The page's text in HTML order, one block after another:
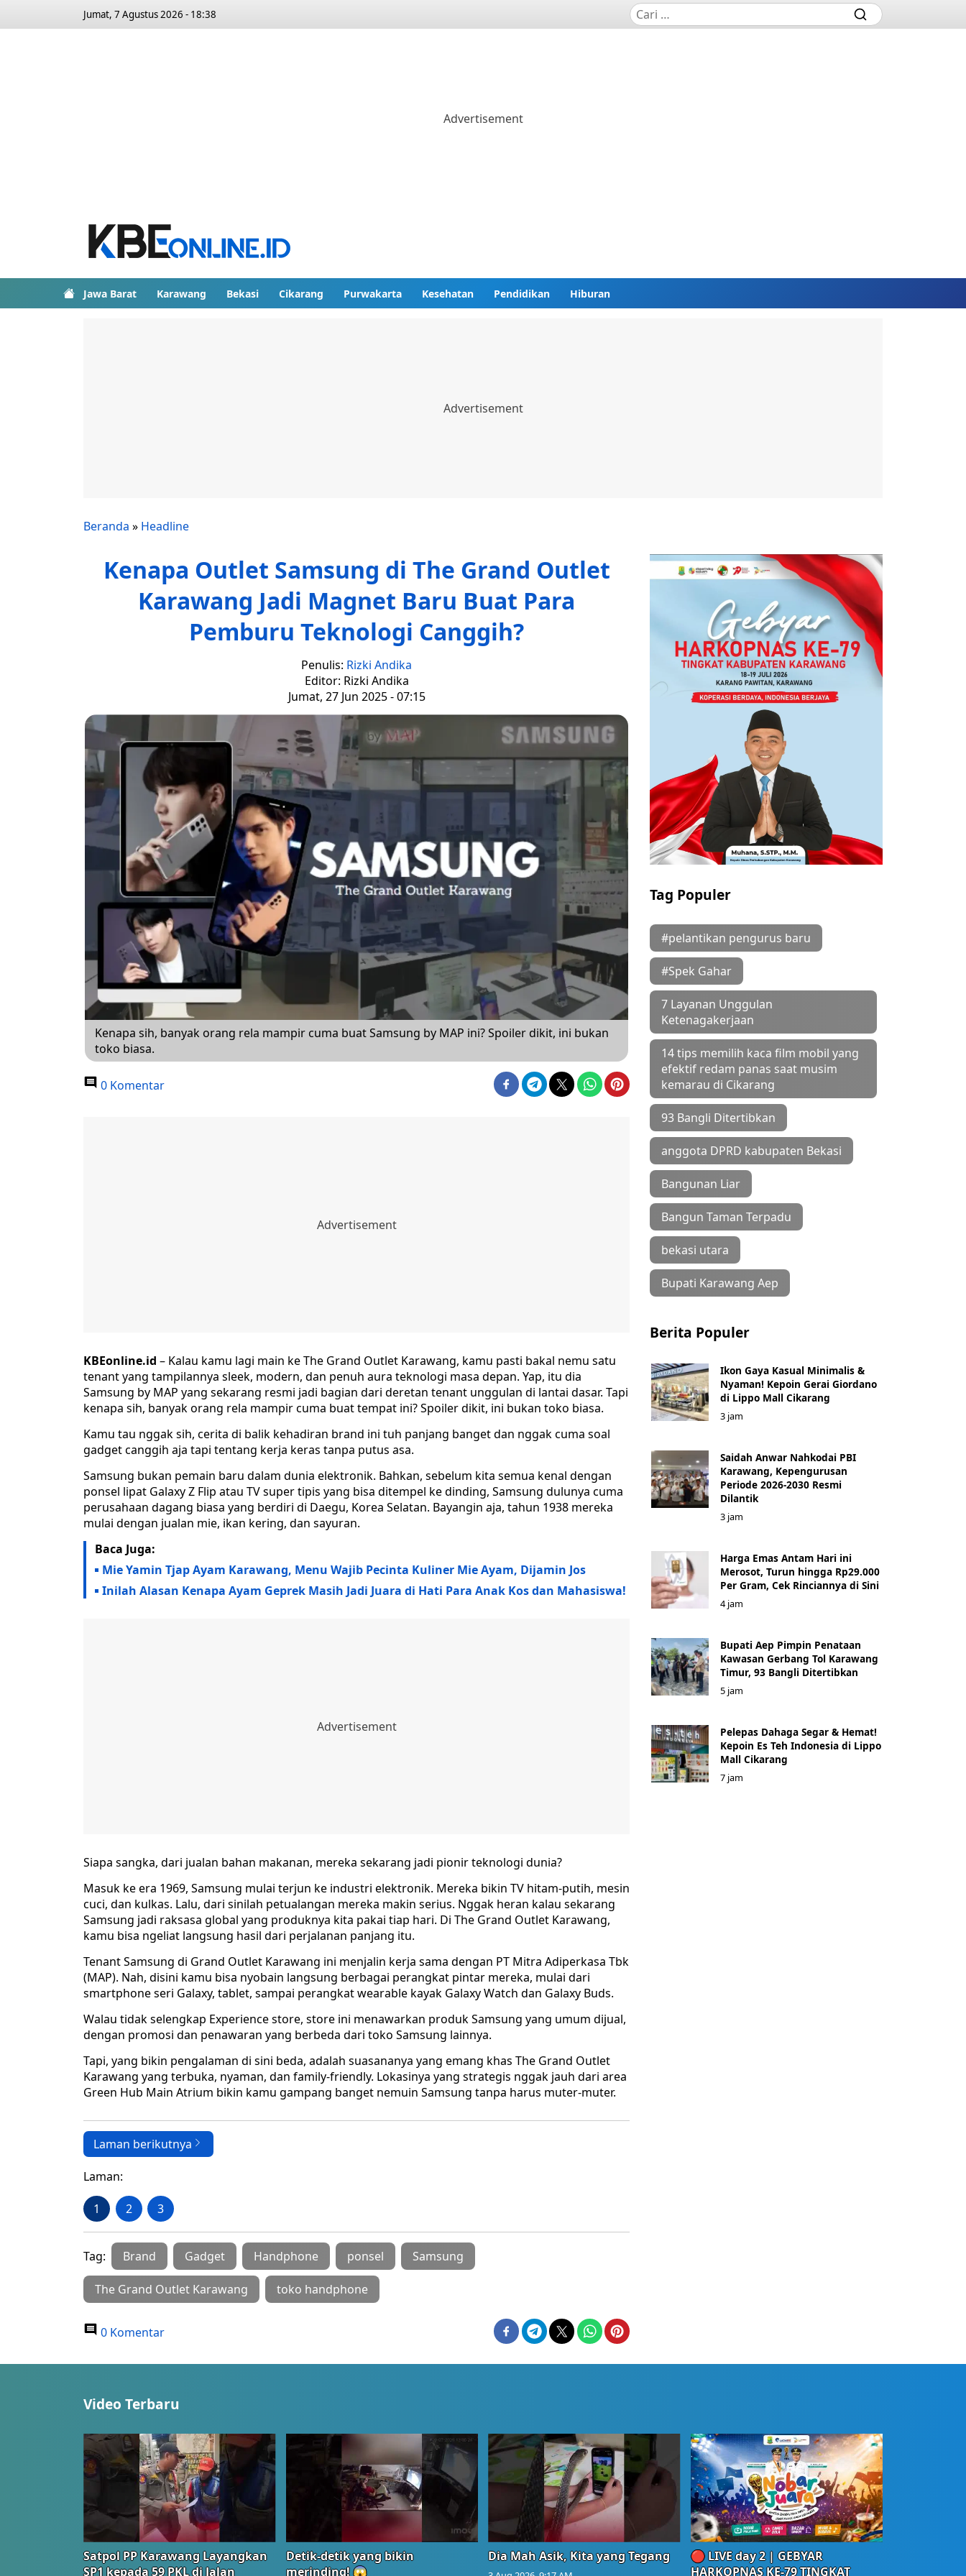
Jumat, 7 Agustus 2026 - 18:38
Jawa Barat Karawang Bekasi Cikarang Purwakarta Kesehatan Pendidikan Hiburan
Beranda » Headline
Kenapa Outlet Samsung di The Grand Outlet
Karawang Jadi Magnet Baru Buat Para
Pemburu Teknologi Canggih?
Penulis: Rizki Andika
Editor: Rizki Andika
Jumat, 27 Jun 2025 - 07:15
Kenapa sih, banyak orang rela mampir cuma buat Samsung by MAP ini? Spoiler dikit, ini bukan
toko biasa.
0 Komentar
KBEonline.id – Kalau kamu lagi main ke The Grand Outlet Karawang, kamu pasti bakal nemu satu
tenant yang tampilannya sleek, modern, dan penuh aura teknologi masa depan. Yap, itu dia
Samsung by MAP yang sekarang resmi jadi bagian dari deretan tenant unggulan di lantai dasar. Tapi
kenapa sih, banyak orang rela mampir cuma buat tempat ini? Spoiler dikit, ini bukan toko biasa.
Kamu tau nggak sih, cerita di balik kehadiran brand ini tuh panjang banget dan nggak cuma soal
gadget canggih aja tapi tentang kerja keras tanpa putus asa.
Samsung bukan pemain baru dalam dunia elektronik. Bahkan, sebelum kita semua kenal dengan
ponsel lipat Galaxy Z Flip atau TV super tipis yang bisa ditempel ke dinding, Samsung dulunya cuma
perusahaan dagang biasa yang berdiri di Daegu, Korea Selatan. Bayangin aja, tahun 1938 mereka
mulai dengan jualan mie, ikan kering, dan sayuran.
Baca Juga:
Mie Yamin Tjap Ayam Karawang, Menu Wajib Pecinta Kuliner Mie Ayam, Dijamin Jos
Inilah Alasan Kenapa Ayam Geprek Masih Jadi Juara di Hati Para Anak Kos dan Mahasiswa!
Siapa sangka, dari jualan bahan makanan, mereka sekarang jadi pionir teknologi dunia?
Masuk ke era 1969, Samsung mulai terjun ke industri elektronik. Mereka bikin TV hitam-putih, mesin
cuci, dan kulkas. Lalu, dari sinilah petualangan mereka makin serius. Nggak heran kalau sekarang
Samsung jadi raksasa global yang produknya kita pakai tiap hari. Di The Grand Outlet Karawang,
kamu bisa ngeliat langsung hasil dari perjalanan panjang itu.
Tenant Samsung di Grand Outlet Karawang ini menjalin kerja sama dengan PT Mitra Adiperkasa Tbk
(MAP). Nah, disini kamu bisa nyobain langsung berbagai perangkat pintar mereka, mulai dari
smartphone seri Galaxy, tablet, sampai perangkat wearable kayak Galaxy Watch dan Galaxy Buds.
Walau tidak selengkap Experience store, store ini menawarkan produk Samsung yang umum dijual,
dengan promosi dan penawaran yang berbeda dari toko Samsung lainnya.
Tapi, yang bikin pengalaman di sini beda, adalah suasananya yang emang khas The Grand Outlet
Karawang yang terbuka, nyaman, dan family-friendly. Lokasinya yang strategis nggak jauh dari area
Green Hub Main Atrium bikin kamu gampang banget nemuin Samsung tanpa harus muter-muter.
Laman berikutnya
Laman:
1 2 3
Tag: Brand Gadget Handphone ponsel Samsung
The Grand Outlet Karawang toko handphone
0 Komentar
Tag Populer
#pelantikan pengurus baru
#Spek Gahar
7 Layanan Unggulan
Ketenagakerjaan
14 tips memilih kaca film mobil yang
efektif redam panas saat musim
kemarau di Cikarang
93 Bangli Ditertibkan
anggota DPRD kabupaten Bekasi
Bangunan Liar
Bangun Taman Terpadu
bekasi utara
Bupati Karawang Aep
Berita Populer
Ikon Gaya Kasual Minimalis &
Nyaman! Kepoin Gerai Giordano
di Lippo Mall Cikarang
3 jam
Saidah Anwar Nahkodai PBI
Karawang, Kepengurusan
Periode 2026-2030 Resmi
Dilantik
3 jam
Harga Emas Antam Hari ini
Merosot, Turun hingga Rp29.000
Per Gram, Cek Rinciannya di Sini
4 jam
Bupati Aep Pimpin Penataan
Kawasan Gerbang Tol Karawang
Timur, 93 Bangli Ditertibkan
5 jam
Pelepas Dahaga Segar & Hemat!
Kepoin Es Teh Indonesia di Lippo
Mall Cikarang
7 jam
Video Terbaru
Satpol PP Karawang Layangkan
SP1 kepada 59 PKL di Jalan
Detik-detik yang bikin
merinding! 😱
Dia Mah Asik, Kita yang Tegang
🔴 LIVE day 2 | GEBYAR
HARKOPNAS KE-79 TINGKAT